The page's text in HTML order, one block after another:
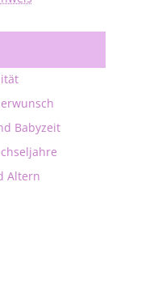
Babyzeit
Altern